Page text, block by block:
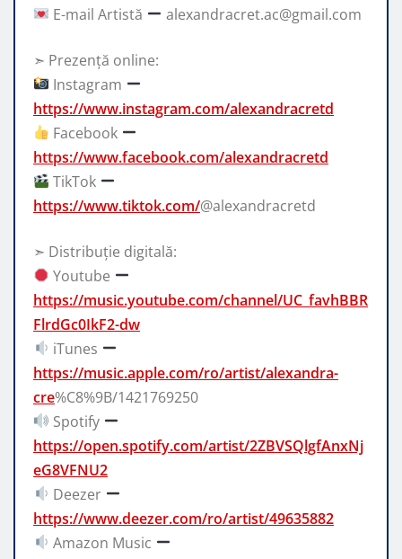
E-mail Artistă
alexandracret.ac@gmail.com
➣ Prezență online:
Instagram
https://www.instagram.com/alexandracretd
Facebook
https://www.facebook.com/alexandracretd
TikTok
https://www.tiktok.com/@alexandracretd
➣ Distribuție digitală:
Youtube
https://music.youtube.com/channel/UC_favhBBR
FlrdGc0IkF2-dw
iTunes
https://music.apple.com/ro/artist/alexandra-
cre%C8%9B/1421769250
Spotify
https://open.spotify.com/artist/2ZBVSQlgfAnxNj
eG8VFNU2
Deezer
https://www.deezer.com/ro/artist/49635882
Amazon Music